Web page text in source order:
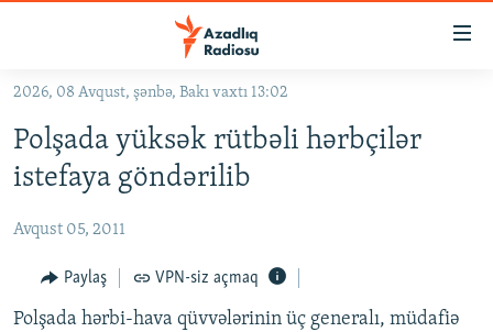
Əsas
qayıt
Əsas
naviqasiyaya
qayıt
#İZAHLA
KORRUPSIOMETR
#ƏSLINDƏ
FƏRQƏ BAX
QANUNI DOĞRU
2026, 08 Avqust, şənbə, Bakı vaxtı 13:02
Polşada yüksək rütbəli hərbçilər
istefaya göndərilib
Avqust 05, 2011
Paylaş VPN-siz açmaq
Polşada hərbi-hava qüvvələrinin üç generalı, müdafiə